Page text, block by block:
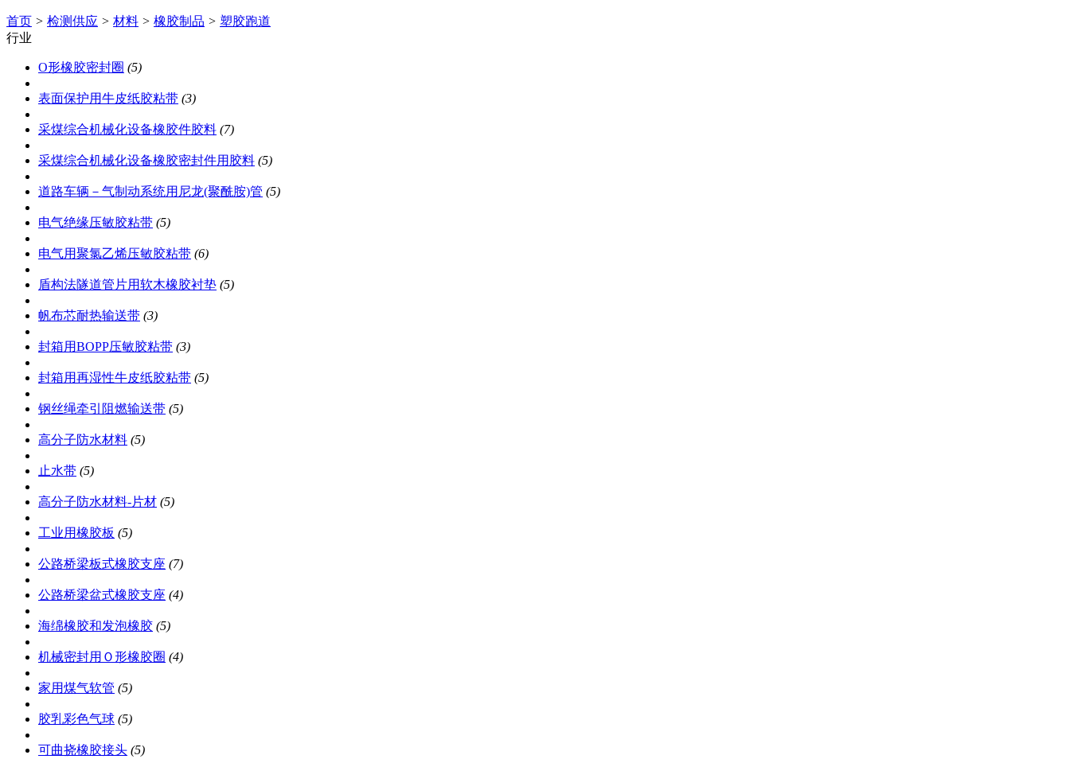
首页 > 检测供应 > 材料 > 橡胶制品 > 塑胶跑道
行业
O形橡胶密封圈 (5)
表面保护用牛皮纸胶粘带 (3)
采煤综合机械化设备橡胶件胶料 (7)
采煤综合机械化设备橡胶密封件用胶料 (5)
道路车辆－气制动系统用尼龙(聚酰胺)管 (5)
电气绝缘压敏胶粘带 (5)
电气用聚氯乙烯压敏胶粘带 (6)
盾构法隧道管片用软木橡胶衬垫 (5)
帆布芯耐热输送带 (3)
封箱用BOPP压敏胶粘带 (3)
封箱用再湿性牛皮纸胶粘带 (5)
钢丝绳牵引阻燃输送带 (5)
高分子防水材料 (5)
止水带 (5)
高分子防水材料-片材 (5)
工业用橡胶板 (5)
公路桥梁板式橡胶支座 (7)
公路桥梁盆式橡胶支座 (4)
海绵橡胶和发泡橡胶 (5)
机械密封用Ｏ形橡胶圈 (4)
家用煤气软管 (5)
胶乳彩色气球 (5)
可曲挠橡胶接头 (5)